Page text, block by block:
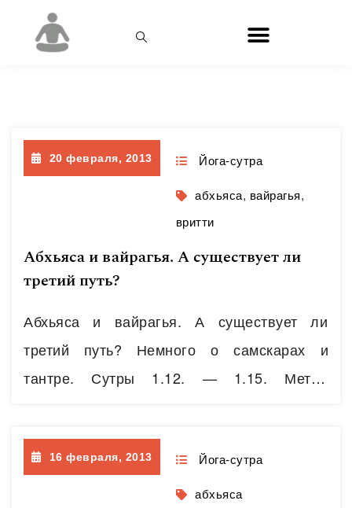
20 февраля, 2013 Йога-сутра
абхьяса, вайрагья,
вритти
Абхьяса и вайрагья. А существует ли
третий путь?
Абхьяса и вайрагья. А существует ли
третий путь? Немного о самскарах и
тантре. Сутры 1.12. — 1.15. Метод
разотождествления с состояниями
(вайрагья) являют собой две
взаимосвязанные и дополняющие друг
16 февраля, 2013 Йога-сутра
абхьяса